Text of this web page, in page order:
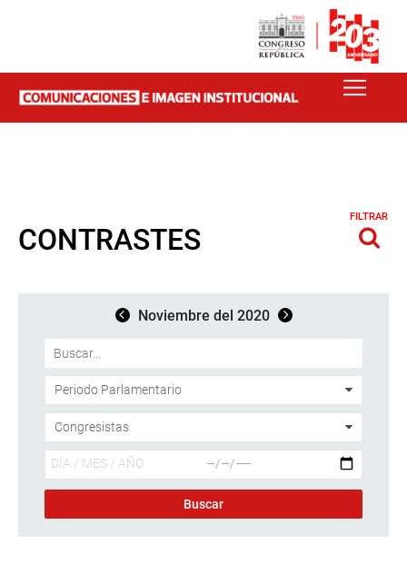
CONTRASTES
FILTRAR
Noviembre del 2020